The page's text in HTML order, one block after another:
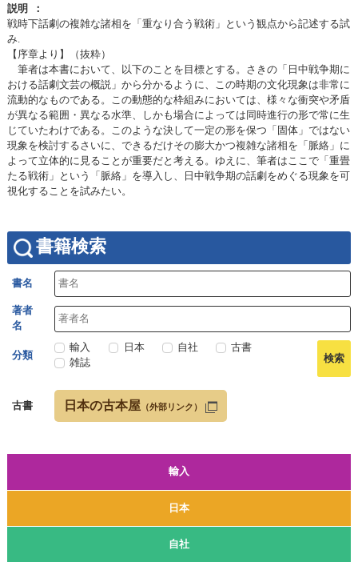
輸入
日本
自社
説明
戦時下話劇の複雑な諸相を「重なり合う戦術」という観点から記述する試
み.
【序章より】（抜粋）
筆者は本書において、以下のことを目標とする。さきの「日中戦争期に
おける話劇文芸の概説」から分かるように、この時期の文化現象は非常に
流動的なものである。この動態的な枠組みにおいては、様々な衝突や矛盾
が異なる範囲・異なる水準、しかも場合によっては同時進行の形で常に生
じていたわけである。このような決して一定の形を保つ「固体」ではない
現象を検討するさいに、できるだけその膨大かつ複雑な諸相を「脈絡」に
よって立体的に見ることが重要だと考える。ゆえに、筆者はここで「重畳
たる戦術」という「脈絡」を導入し、日中戦争期の話劇をめぐる現象を可
視化することを試みたい。
書籍検索
書名
著者
名
分類
輸入 日本 自社
古書
雑誌
古書 日本の古本屋 （外部リンク）